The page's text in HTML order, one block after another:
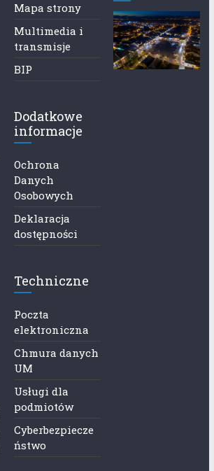
Mapa strony
Multimedia i
transmisje
BIP
Dodatkowe
informacje
Ochrona
Danych
Osobowych
Deklaracja
dostępności
Techniczne
Poczta
elektroniczna
Chmura danych
UM
Usługi dla
podmiotów
Cyberbezpiecze
ństwo